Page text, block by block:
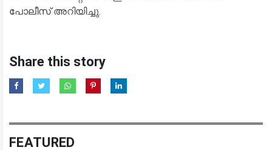
പോലീസ് അറിയിച്ചു.
Share this story
FEATURED